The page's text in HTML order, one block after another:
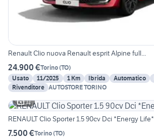
Renault Clio nuova Renault esprit Alpine full...
24.900 €Torino(TO)
Usato
11/2025 1 Km Ibrida Automatico
Rivenditore AUTOSTORE TORINO
11
RENAULT Clio Sporter 1.5 90cv Dci *Energy Life*
7.500 €Torino(TO)